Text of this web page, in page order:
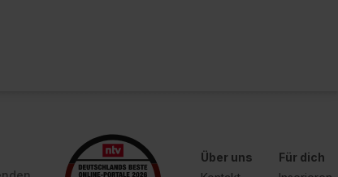
Über uns
Für dich